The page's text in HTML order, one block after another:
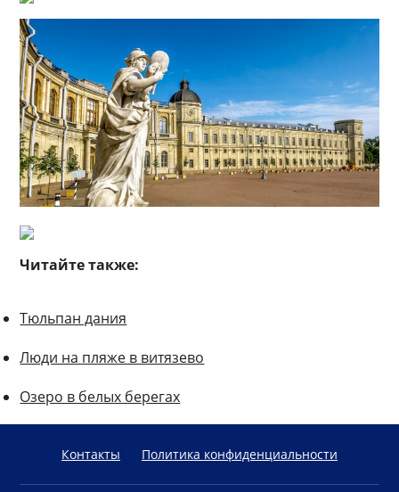
Читайте также:
Тюльпан дания
Люди на пляже в витязево
Озеро в белых берегах
Контакты Политика конфиденциальности